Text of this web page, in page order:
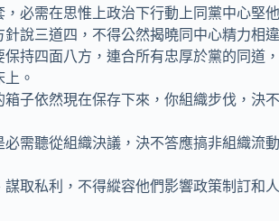
需在思惟上政治下行動上同黨中心堅
說三道四，不得公然揭曉同中心精力相
四面八方，連合所有忠厚於黨的同道
。
依然現在保存下來，你組織步伐，決
必需聽從組織決議，決不答應搞非組織流
取私利，不得縱容他們影響政策制訂和